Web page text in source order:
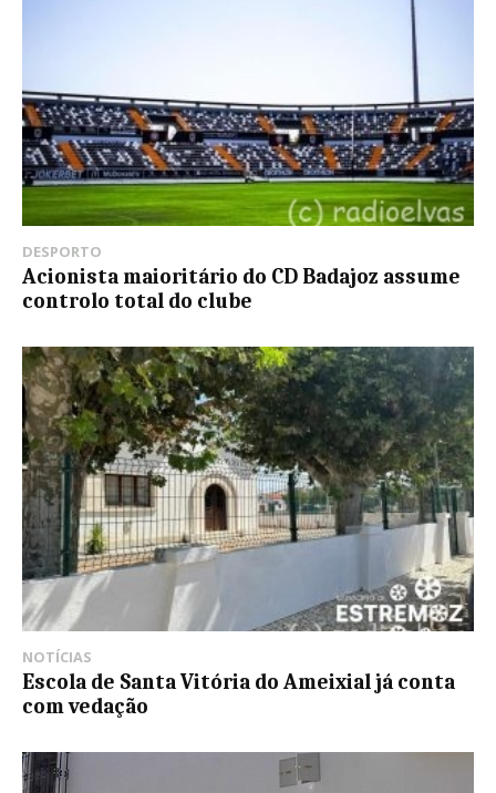
DESPORTO
Acionista maioritário do CD Badajoz assume
controlo total do clube
NOTÍCIAS
Escola de Santa Vitória do Ameixial já conta
com vedação